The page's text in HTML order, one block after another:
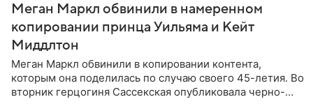
Меган Маркл обвинили в намеренном
копировании принца Уильяма и Кейт
Миддлтон
Меган Маркл обвинили в копировании контента,
которым она поделилась по случаю своего 45-летия. Во
вторник герцогиня Сассекская опубликовала черно-